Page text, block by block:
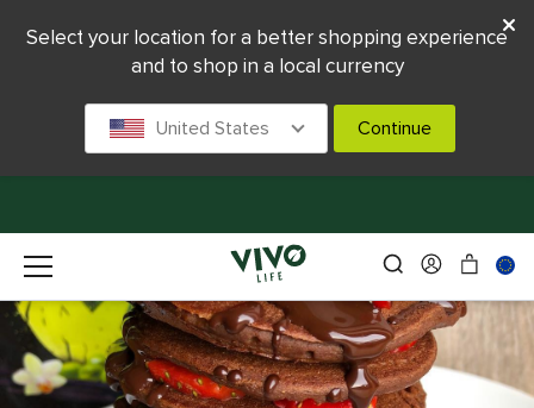
Select your location for a better shopping experience
and to shop in a local currency
United States Continue